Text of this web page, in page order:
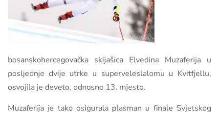
bosanskohercegovačka skijašica Elvedina Muzaferija u
posljednje dvije utrke u superveleslalomu u Kvitfjellu,
osvojila je deveto, odnosno 13. mjesto.
Muzaferija je tako osigurala plasman u finale Svjetskog